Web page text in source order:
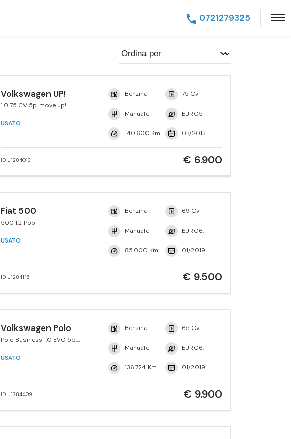
0721279325
Volkswagen UP!
1.0 75 CV 5p. move up!
USATO
Benzina 75 Cv
Manuale EURO5
140.600 Km 03/2013
ID U1284013 € 6.900
Fiat 500
500 1.2 Pop
USATO
Benzina 69 Cv
Manuale EURO6.
85.000 Km 01/2019
ID U1284116 € 9.500
Volkswagen Polo
Polo Business 1.0 EVO 5p.
USATO
Benzina 65 Cv
Manuale EURO6.
136.724 Km 01/2019
ID U1284409 € 9.900